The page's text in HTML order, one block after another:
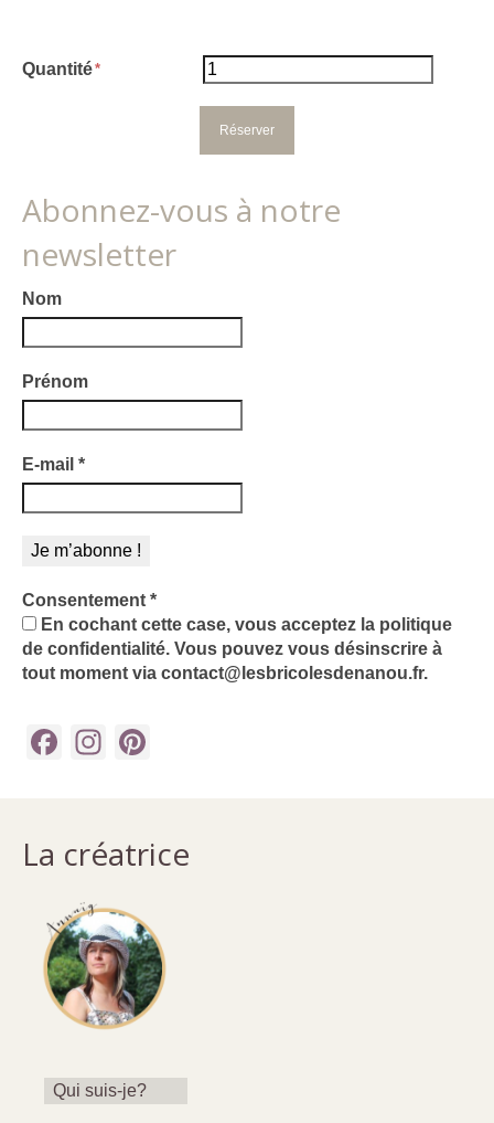
Quantité
Abonnez-vous à notre
newsletter
Nom
Prénom
E-mail *
Consentement *
En cochant cette case, vous acceptez la politique
de confidentialité. Vous pouvez vous désinscrire à
tout moment via contact@lesbricolesdenanou.fr.
Facebook
Instagram
La créatrice
Qui suis-je?